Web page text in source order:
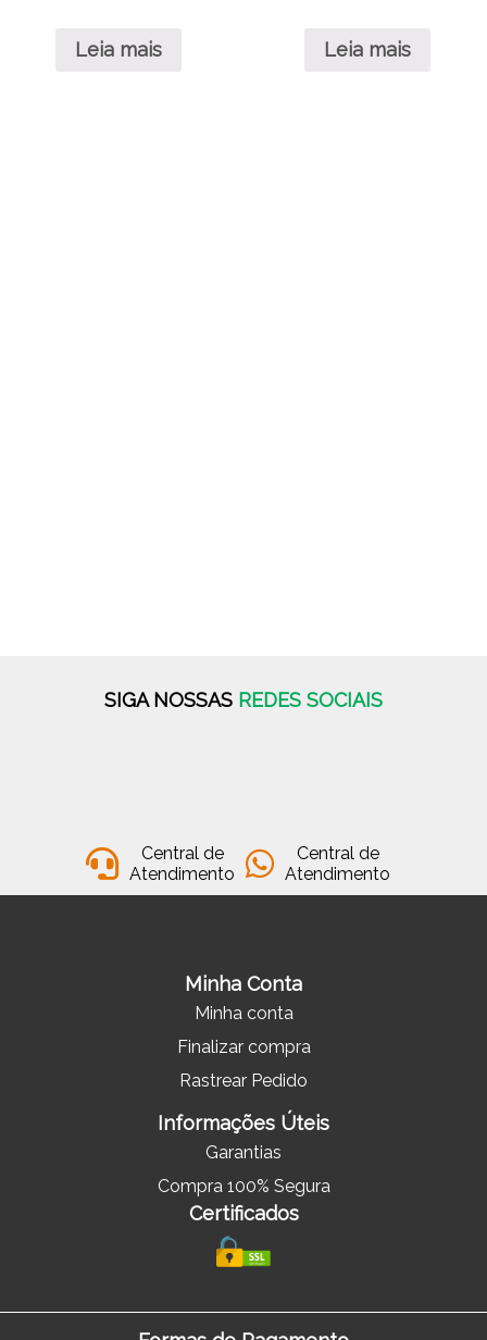
Leia mais Leia mais
SIGA NOSSAS REDES SOCIAIS
Central de
Atendimento
Central de
Atendimento
Minha Conta
Minha conta
Finalizar compra
Rastrear Pedido
Informações Úteis
Garantias
Compra 100% Segura
Certificados